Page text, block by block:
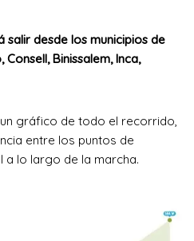
salir desde los municipios de
Binissalem, Inca,
gráfico de todo el recorrido,
entre los puntos de
a lo largo de la marcha.